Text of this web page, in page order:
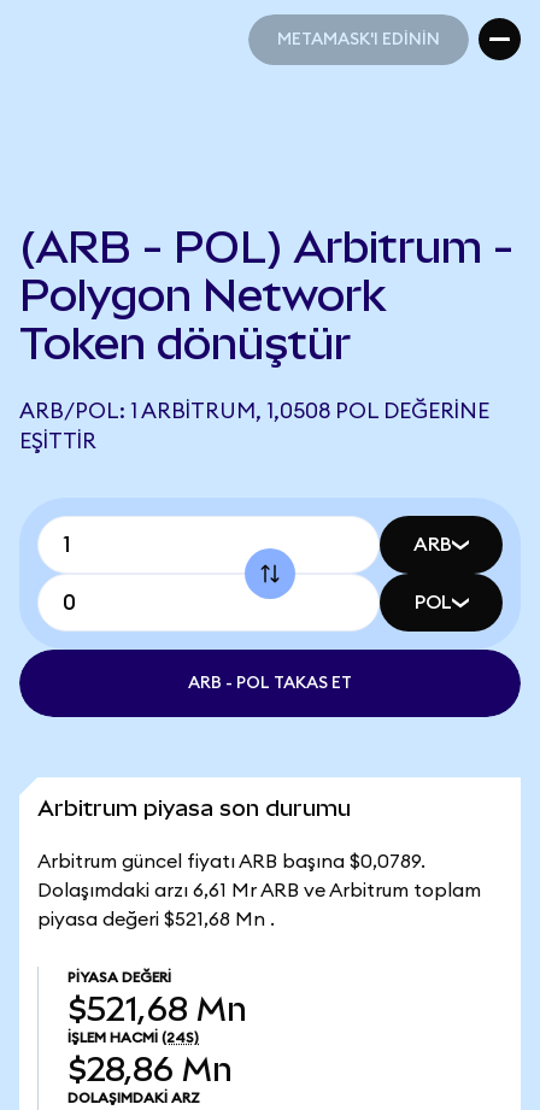
METAMASK'I EDİNİN
(ARB - POL) Arbitrum -
Polygon Network
Token dönüştür
ARB/POL: 1 ARBITRUM, 1,0508 POL DEĞERINE
EŞITTIR
ARB
POL
ARB - POL TAKAS ET
Arbitrum piyasa son durumu
Arbitrum güncel fiyatı ARB başına $0,0789.
Dolaşımdaki arzı 6,61 Mr ARB ve Arbitrum toplam
piyasa değeri $521,68 Mn .
PIYASA DEĞERI
$521,68 Mn
İŞLEM HACMI (24S)
$28,86 Mn
DOLAŞIMDAKI ARZ